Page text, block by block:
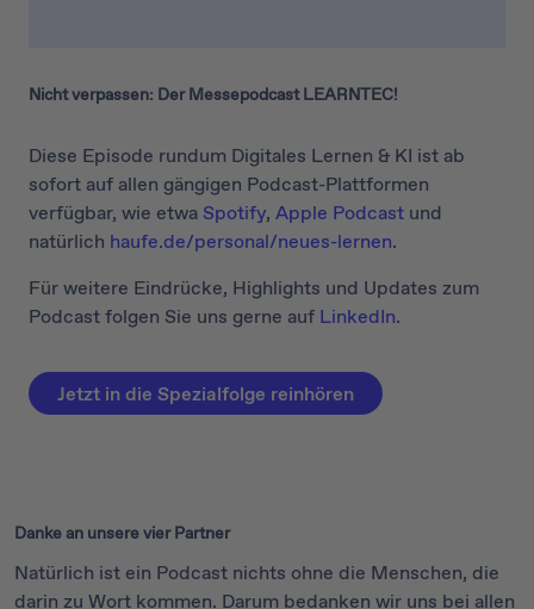
Nicht verpassen: Der Messepodcast LEARNTEC!
Diese Episode rundum Digitales Lernen & KI ist ab
sofort auf allen gängigen Podcast-Plattformen
verfügbar, wie etwa Spotify, Apple Podcast und
natürlich haufe.de/personal/neues-lernen.
Für weitere Eindrücke, Highlights und Updates zum
Podcast folgen Sie uns gerne auf LinkedIn.
Jetzt in die Spezialfolge reinhören
Danke an unsere vier Partner
Natürlich ist ein Podcast nichts ohne die Menschen, die
darin zu Wort kommen. Darum bedanken wir uns bei allen